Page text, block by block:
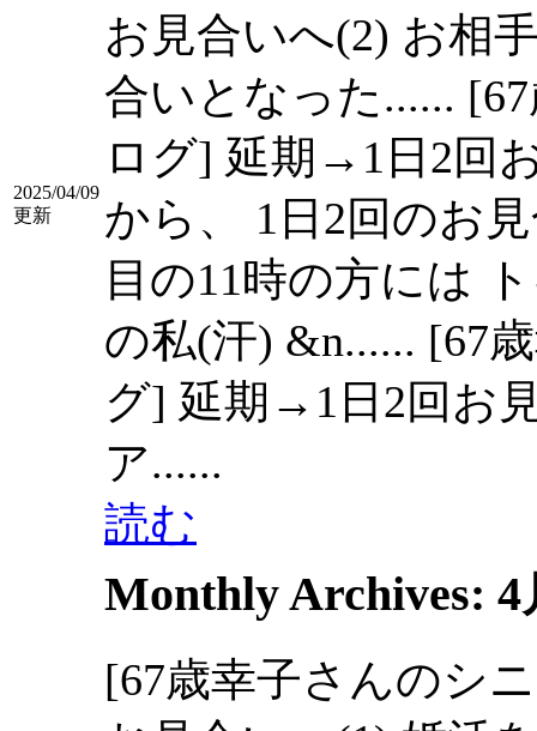
2025/04/09
更新
お見合いへ(2) お相
合いとなった......
ログ] 延期→1日2回
から、 1日2回のお
目の11時の方には
の私(汗) &n...... [67
グ] 延期→1日2回お
ア......
読む
Monthly Archives: 4
[67歳幸子さんのシ